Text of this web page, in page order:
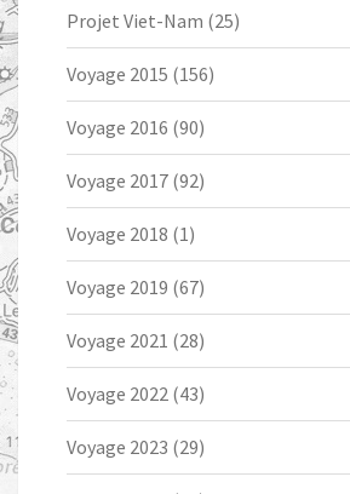
Projet Viet-Nam (25)
Voyage 2015 (156)
Voyage 2016 (90)
Voyage 2017 (92)
Voyage 2018 (1)
Voyage 2019 (67)
Voyage 2021 (28)
Voyage 2022 (43)
Voyage 2023 (29)